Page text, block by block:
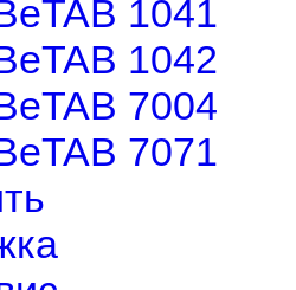
1041
1042
7004
7071